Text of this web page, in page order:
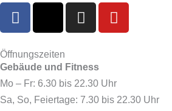
F
a
e
b
o
o
w
i
t
t
I
n
a
g
r
Y
o
b
e
Öffnungszeiten
Gebäude und Fitness
Mo – Fr: 6.30 bis 22.30 Uhr
Sa, So, Feiertage: 7.30 bis 22.30 Uhr